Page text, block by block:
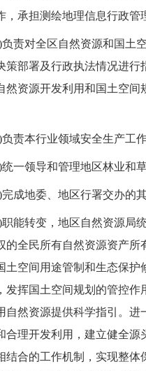
，承担测绘地理信息行政管
负责对全区自然资源和国土
策部署及行政执法情况进行
然资源开发利用和国土空间
负责本行业领域安全生产工
一领导和管理地区林业和草
成地委、地区行署交办的
职能转变，地区自然资源局
的全民所有自然资源资产所
土空间用途管制和生态保护
发挥国土空间规划的管控作
自然资源提供科学指引。进
合理开发利用，建立健全源
结合的工作机制，实现整体